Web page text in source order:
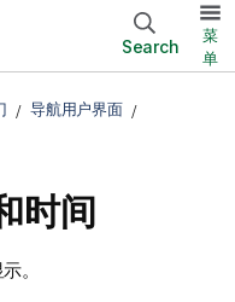
Search
菜
单
导航用户界面
时间
。